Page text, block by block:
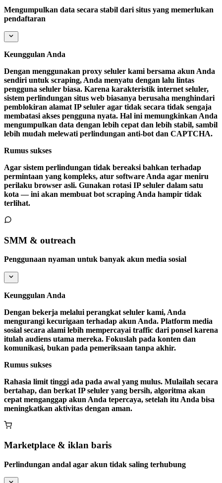
Mengumpulkan data secara stabil dari situs yang memerlukan
pendaftaran
Keunggulan Anda
Dengan menggunakan proxy seluler kami bersama akun Anda
sendiri untuk scraping, Anda menyatu dengan lalu lintas
pengguna seluler biasa. Karena karakteristik internet seluler,
sistem perlindungan situs web biasanya berusaha menghindari
pemblokiran alamat IP seluler agar tidak secara tidak sengaja
membatasi akses pengguna nyata. Hal ini memungkinkan Anda
mengumpulkan data dengan lebih cepat dan lebih stabil, sambil
lebih mudah melewati perlindungan anti-bot dan CAPTCHA.
Rumus sukses
Agar sistem perlindungan tidak bereaksi bahkan terhadap
permintaan yang kompleks, atur software Anda agar meniru
perilaku browser asli. Gunakan rotasi IP seluler dalam satu
kota — ini akan membuat bot scraping Anda hampir tidak
terlihat.
SMM & outreach
Penggunaan nyaman untuk banyak akun media sosial
Keunggulan Anda
Dengan bekerja melalui perangkat seluler kami, Anda
mengurangi kecurigaan terhadap akun Anda. Platform media
sosial secara alami lebih mempercayai traffic dari ponsel karena
itulah audiens utama mereka. Fokuslah pada konten dan
komunikasi, bukan pada pemeriksaan tanpa akhir.
Rumus sukses
Rahasia limit tinggi ada pada awal yang mulus. Mulailah secara
bertahap, dan berkat IP seluler yang bersih, algoritma akan
cepat menganggap akun Anda tepercaya, setelah itu Anda bisa
meningkatkan aktivitas dengan aman.
Marketplace & iklan baris
Perlindungan andal agar akun tidak saling terhubung